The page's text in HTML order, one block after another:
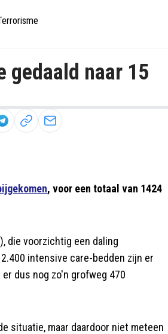
gedaald naar 15
, voor een totaal van 1424
die voorzichtig een daling
intensive care-bedden zijn er
dus nog zo'n grofweg 470
situatie, maar daardoor niet meteen